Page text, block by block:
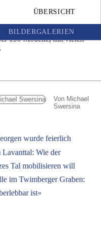
ÜBERSICHT
BILDERGALERIEN
2018
begeisterter
150 Modelle, mit vielen
Von Michael
Swersina
wurde feierlich
Wie der
Tal mobilisieren will
im Twimberger Graben:
ist«